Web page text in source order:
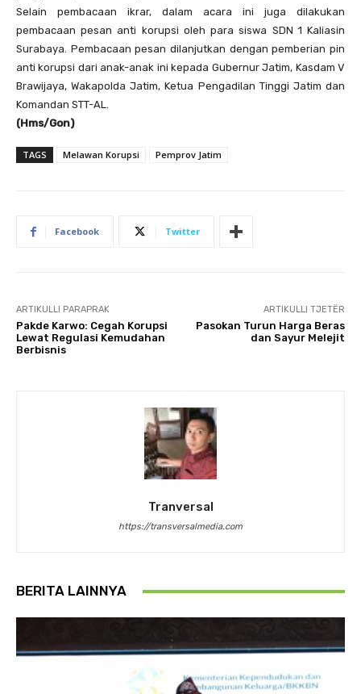
Selain pembacaan ikrar, dalam acara ini juga dilakukan
pembacaan pesan anti korupsi oleh para siswa SDN 1 Kaliasin
Surabaya. Pembacaan pesan dilanjutkan dengan pemberian pin
anti korupsi dari anak-anak ini kepada Gubernur Jatim, Kasdam V
Brawijaya, Wakapolda Jatim, Ketua Pengadilan Tinggi Jatim dan
Komandan STT-AL.
(Hms/Gon)
TAGS Melawan Korupsi Pemprov Jatim
Facebook Twitter
ARTIKULLI PARAPRAK
Pakde Karwo: Cegah Korupsi
Lewat Regulasi Kemudahan
Berbisnis
ARTIKULLI TJETËR
Pasokan Turun Harga Beras
dan Sayur Melejit
Tranversal
https://transversalmedia.com
BERITA LAINNYA